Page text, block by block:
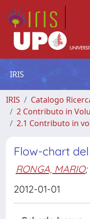
IRIS
IRIS
Catalogo
2 Contributo in
2.1 Contributo in
Flow-chart
RONGA, MARIO;
2012-01-01